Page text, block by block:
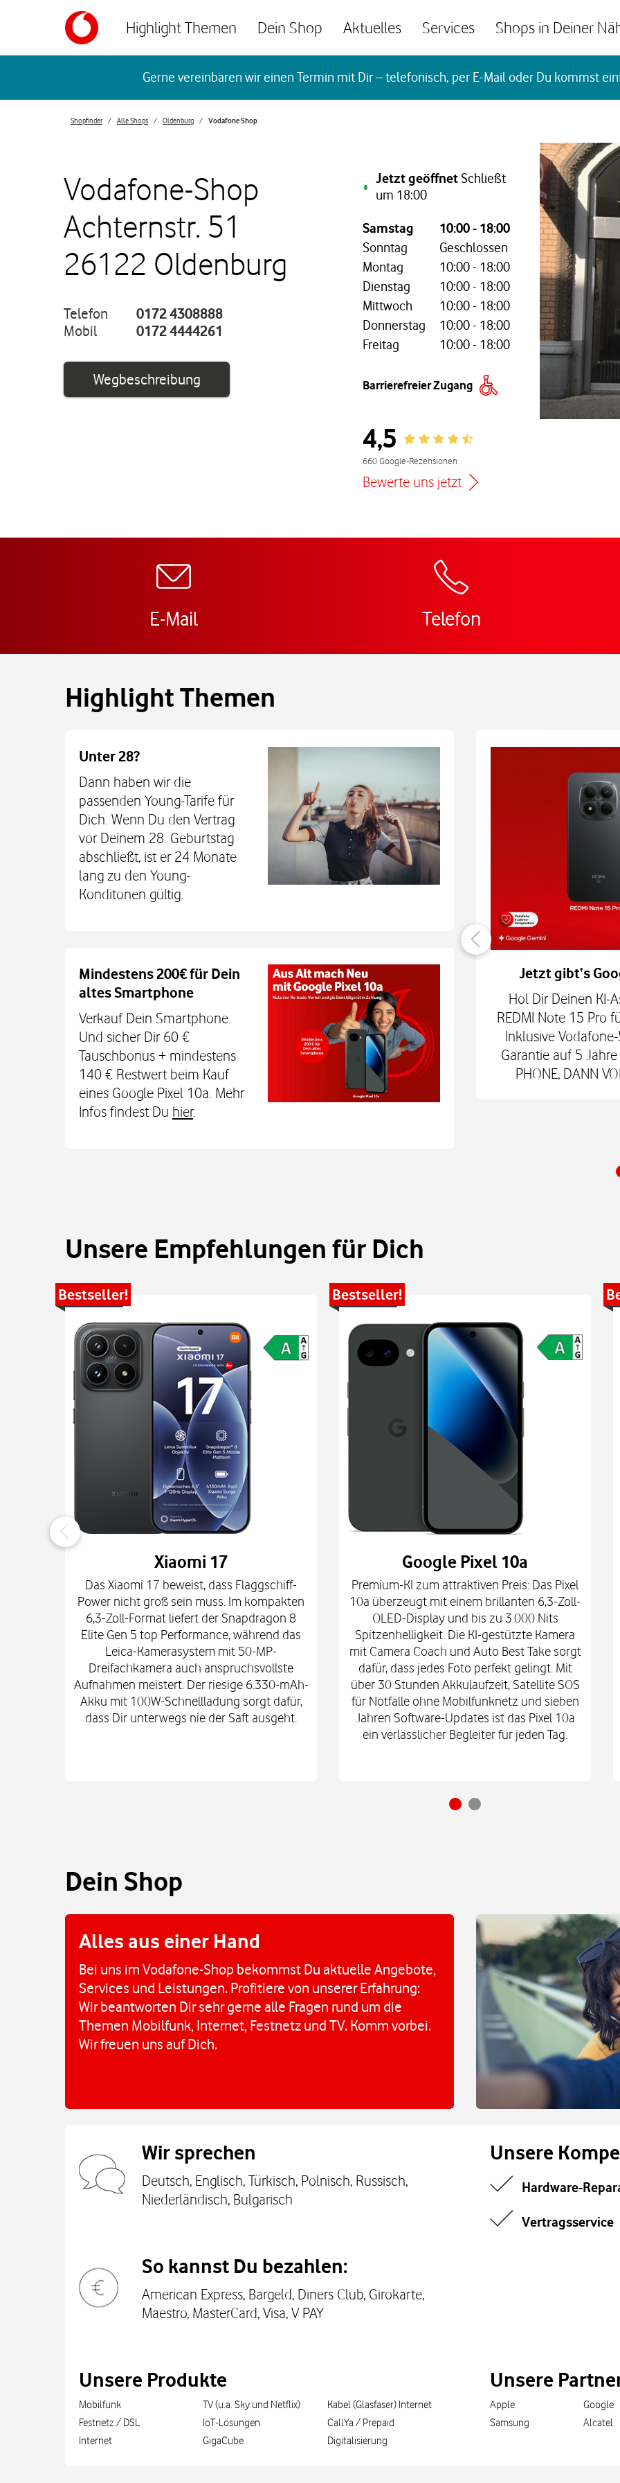
Highlight Themen Dein Shop Aktuelles Services Shops in Deiner
Gerne vereinbaren wir einen Termin mit Dir – telefonisch, per E-Mail oder Du kommst
Shopfinder Alle Shops Oldenburg Vodafone Shop
Vodafone-Shop
Achternstr. 51
26122 Oldenburg
Telefon
0172 4308888
Mobil
0172 4444261
WegbeschreibungLink öffnet in einem neuen Tab
Jetzt geöffnet Schließt
um 18:00
Wochentag, Öffnungszeiten
Samstag 10:00- 18:00
Sonntag
Geschlossen
Montag
10:00- 18:00
Dienstag
10:00- 18:00
Mittwoch
10:00- 18:00
Donnerstag
10:00- 18:00
Freitag
10:00- 18:00
Barrierefreier Zugang
4,5 Rating 4.5
660 Google-Rezensionen
Bewerte uns jetzt
E-Mail Telefon
Highlight Themen
Unter 28?
Dann haben wir die
passenden Young-Tarife für
Dich. Wenn Du den Vertrag
vor Deinem 28. Geburtstag
abschließt, ist er 24 Monate
lang zu den Young-
Konditonen gültig.
Mindestens 200€ für Dein
altes Smartphone
Verkauf Dein Smartphone.
Und sicher Dir 60 €
Tauschbonus + mindestens
140 € Restwert beim Kauf
eines Google Pixel 10a. Mehr
Infos findest Du hier.
Auch auf dem Schulweg immer verbunden
Dein Kind bleibt unterwegs auch ohne Smartphone mit
Sicherheit erreichbar. Mit der Xplora X6Play 2nd Gen. oder der
TCL MT48X Smartwatch für je einmal 1 € zum Smart Tech M.
Den Tarif gibt's jetzt 3 Monate für 0 € und danach für mtl. 9,99
€. Alle Infos bei uns im Shop.
Jetzt gibt‘s
Hol Dir Deinen KI-
REDMI Note 15 Pro
Inklusive
Garantie auf 5
PHONE, DANN
Unsere Empfehlungen für Dich
Bestseller!
Xiaomi 17
Das Xiaomi 17 beweist, dass Flaggschiff-
Power nicht groß sein muss. Im kompakten
6,3-Zoll-Format liefert der Snapdragon 8
Elite Gen 5 top Performance, während das
Leica-Kamerasystem mit 50-MP-
Dreifachkamera auch anspruchsvollste
Aufnahmen meistert. Der riesige 6.330-mAh-
Akku mit 100W-Schnellladung sorgt dafür,
dass Dir unterwegs nie der Saft ausgeht.
Bestseller!
Google Pixel 10a
Premium-KI zum attraktiven Preis: Das Pixel
10a überzeugt mit einem brillanten 6,3-Zoll-
OLED-Display und bis zu 3.000 Nits
Spitzenhelligkeit. Die KI-gestützte Kamera
mit Camera Coach und Auto Best Take sorgt
dafür, dass jedes Foto perfekt gelingt. Mit
über 30 Stunden Akkulaufzeit, Satellite SOS
für Notfälle ohne Mobilfunknetz und sieben
Jahren Software-Updates ist das Pixel 10a
ein verlässlicher Begleiter für jeden Tag.
Dein Shop
Alles aus einer Hand
Bei uns im Vodafone-Shop bekommst Du aktuelle Angebote,
Services und Leistungen. Profitiere von unserer Erfahrung:
Wir beantworten Dir sehr gerne alle Fragen rund um die
Themen Mobilfunk, Internet, Festnetz und TV. Komm vorbei.
Wir freuen uns auf Dich.
Wir sprechen
Deutsch, Englisch, Türkisch, Polnisch, Russisch,
Niederländisch, Bulgarisch
So kannst Du bezahlen:
American Express, Bargeld, Diners Club, Girokarte,
Maestro, MasterCard, Visa, V PAY
Unsere
Hardware-
Vertragsservice
Unsere Produkte
Mobilfunk
Festnetz / DSL
Internet
TV (u.a. Sky und Netflix)
IoT-Lösungen
GigaCube
Kabel (Glasfaser) Internet
CallYa / Prepaid
Digitalisierung
Unsere
Apple
Samsung
Google
Alcatel